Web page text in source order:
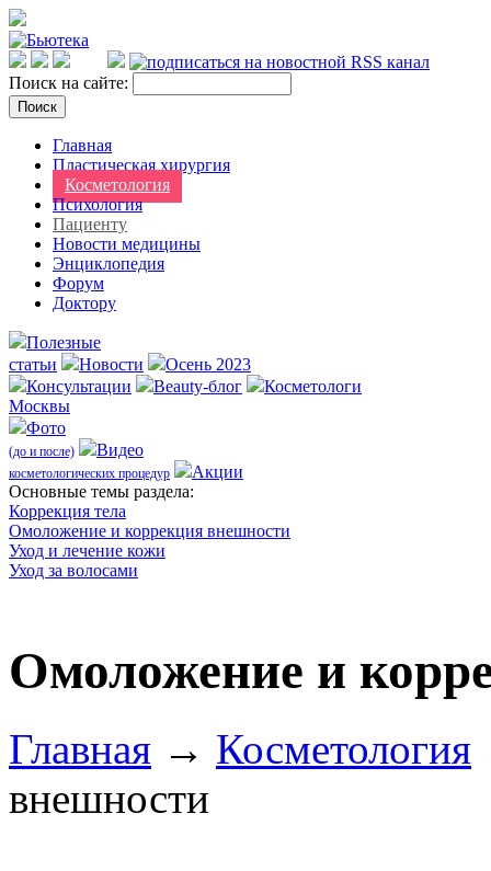
Поиск на сайте:
Главная
Пластическая хирургия
Косметология
Психология
Пациенту
Новости медицины
Энциклопедия
Форум
Доктору
Полезные
статьи
Новости
Осень 2023
Консультации
Beauty-блог
Косметологи
Москвы
Фото
(до и после) Видео
косметологических процедур
Акции
Оcновные темы раздела:
Коррекция тела
Омоложение и коррекция внешности
Уход и лечение кожи
Уход за волосами
Омоложение и
Главная → Косметология
внешности